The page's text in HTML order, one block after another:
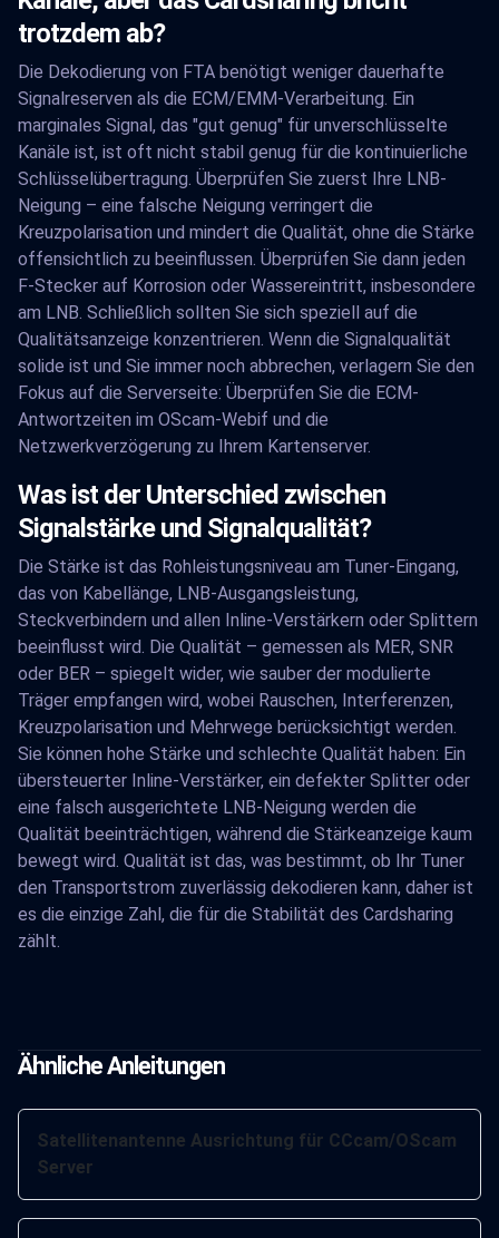
trotzdem ab?
Die Dekodierung von FTA benötigt weniger dauerhafte
Signalreserven als die ECM/EMM-Verarbeitung. Ein
marginales Signal, das "gut genug" für unverschlüsselte
Kanäle ist, ist oft nicht stabil genug für die kontinuierliche
Schlüsselübertragung. Überprüfen Sie zuerst Ihre LNB-
Neigung – eine falsche Neigung verringert die
Kreuzpolarisation und mindert die Qualität, ohne die Stärke
offensichtlich zu beeinflussen. Überprüfen Sie dann jeden
F-Stecker auf Korrosion oder Wassereintritt, insbesondere
am LNB. Schließlich sollten Sie sich speziell auf die
Qualitätsanzeige konzentrieren. Wenn die Signalqualität
solide ist und Sie immer noch abbrechen, verlagern Sie den
Fokus auf die Serverseite: Überprüfen Sie die ECM-
Antwortzeiten im OScam-Webif und die
Netzwerkverzögerung zu Ihrem Kartenserver.
Was ist der Unterschied zwischen
Signalstärke und Signalqualität?
Die Stärke ist das Rohleistungsniveau am Tuner-Eingang,
das von Kabellänge, LNB-Ausgangsleistung,
Steckverbindern und allen Inline-Verstärkern oder Splittern
beeinflusst wird. Die Qualität – gemessen als MER, SNR
oder BER – spiegelt wider, wie sauber der modulierte
Träger empfangen wird, wobei Rauschen, Interferenzen,
Kreuzpolarisation und Mehrwege berücksichtigt werden.
Sie können hohe Stärke und schlechte Qualität haben: Ein
übersteuerter Inline-Verstärker, ein defekter Splitter oder
eine falsch ausgerichtete LNB-Neigung werden die
Qualität beeinträchtigen, während die Stärkeanzeige kaum
bewegt wird. Qualität ist das, was bestimmt, ob Ihr Tuner
den Transportstrom zuverlässig dekodieren kann, daher ist
es die einzige Zahl, die für die Stabilität des Cardsharing
zählt.
Ähnliche Anleitungen
Satellitenantenne Ausrichtung für CCcam/OScam
Server